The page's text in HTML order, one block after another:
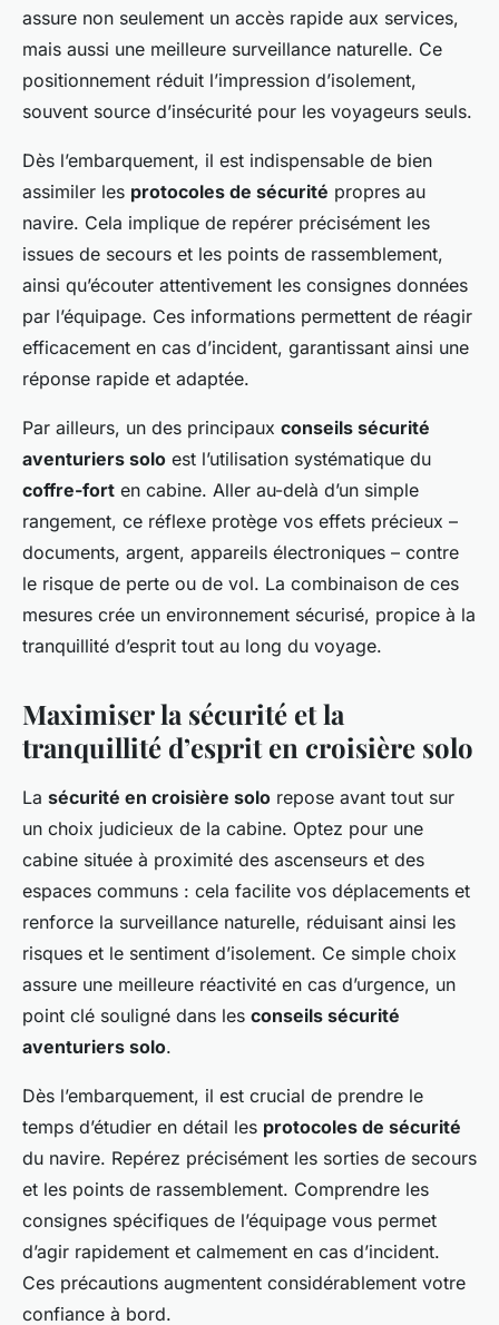
assure non seulement un accès rapide aux services,
mais aussi une meilleure surveillance naturelle. Ce
positionnement réduit l’impression d’isolement,
souvent source d’insécurité pour les voyageurs seuls.
Dès l’embarquement, il est indispensable de bien
assimiler les protocoles de sécurité propres au
navire. Cela implique de repérer précisément les
issues de secours et les points de rassemblement,
ainsi qu’écouter attentivement les consignes données
par l’équipage. Ces informations permettent de réagir
efficacement en cas d’incident, garantissant ainsi une
réponse rapide et adaptée.
Par ailleurs, un des principaux conseils sécurité
aventuriers solo est l’utilisation systématique du
coffre-fort en cabine. Aller au-delà d’un simple
rangement, ce réflexe protège vos effets précieux –
documents, argent, appareils électroniques – contre
le risque de perte ou de vol. La combinaison de ces
mesures crée un environnement sécurisé, propice à la
tranquillité d’esprit tout au long du voyage.
Maximiser la sécurité et la
tranquillité d’esprit en croisière solo
La sécurité en croisière solo repose avant tout sur
un choix judicieux de la cabine. Optez pour une
cabine située à proximité des ascenseurs et des
espaces communs : cela facilite vos déplacements et
renforce la surveillance naturelle, réduisant ainsi les
risques et le sentiment d’isolement. Ce simple choix
assure une meilleure réactivité en cas d’urgence, un
point clé souligné dans les conseils sécurité
aventuriers solo.
Dès l’embarquement, il est crucial de prendre le
temps d’étudier en détail les protocoles de sécurité
du navire. Repérez précisément les sorties de secours
et les points de rassemblement. Comprendre les
consignes spécifiques de l’équipage vous permet
d’agir rapidement et calmement en cas d’incident.
Ces précautions augmentent considérablement votre
confiance à bord.